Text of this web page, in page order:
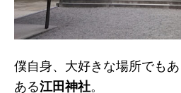
僕自身、大好きな場所でも
ある江田神社。